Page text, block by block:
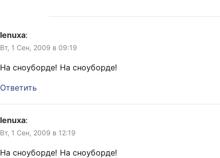
lenuxa:
Вт, 1 Сен, 2009 в 09:19
На сноуборде! На сноуборде!
Ответить
lenuxa:
Вт, 1 Сен, 2009 в 12:19
На сноуборде! На сноуборде!